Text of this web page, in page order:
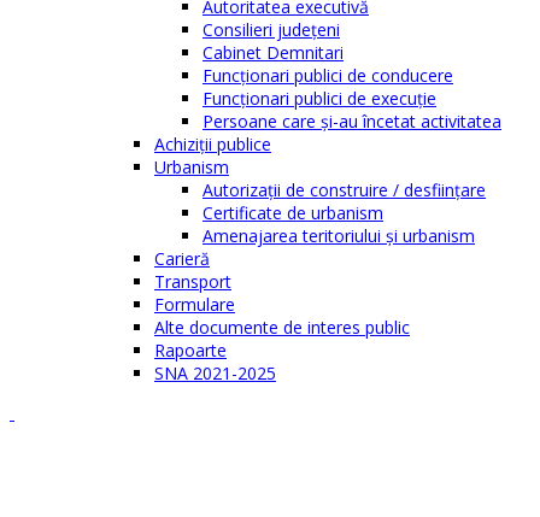
Autoritatea executivă
Consilieri judeţeni
Cabinet Demnitari
Funcţionari publici de conducere
Funcționari publici de execuție
Persoane care şi-au încetat activitatea
Achiziţii publice
Urbanism
Autorizații de construire / desființare
Certificate de urbanism
Amenajarea teritoriului şi urbanism
Carieră
Transport
Formulare
Alte documente de interes public
Rapoarte
SNA 2021-2025